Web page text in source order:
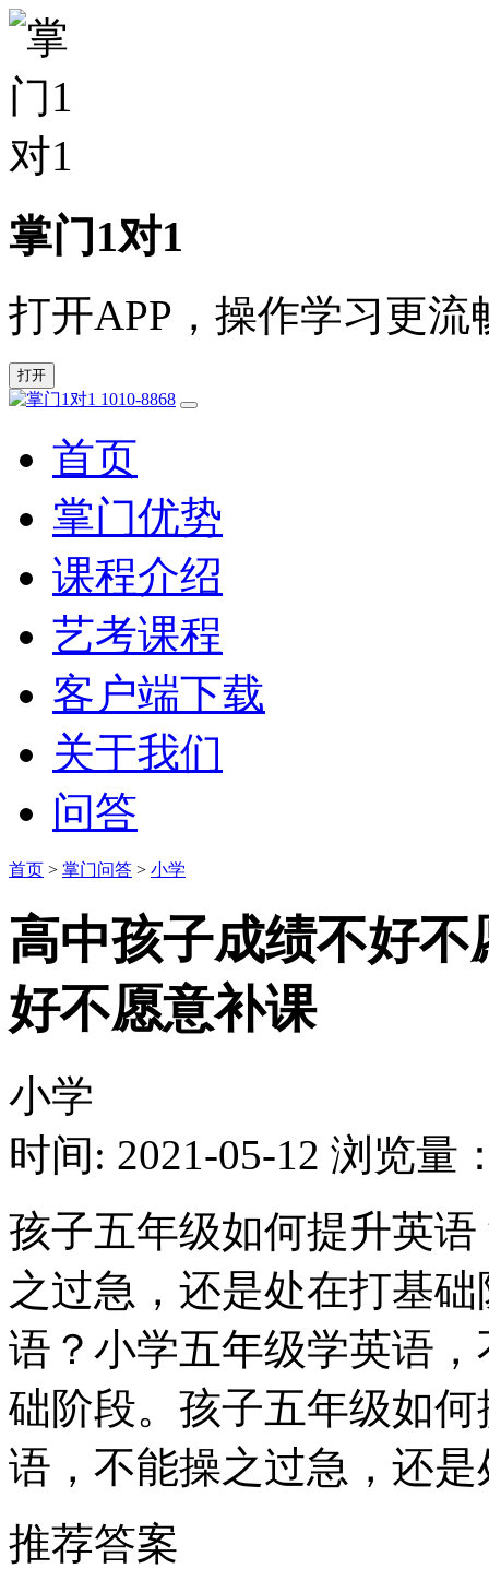
掌门1对1
打开APP，操作学习更流
打开
1010-8868
首页
掌门优势
课程介绍
艺考课程
客户端下载
关于我们
问答
首页 > 掌门问答 > 小学
高中孩子成绩不好
好不愿意补课
小学
时间: 2021-05-12 浏览量
孩子五年级如何提升英
之过急，还是处在打基
语？小学五年级学英语
础阶段。孩子五年级如
语，不能操之过急，还
推荐答案